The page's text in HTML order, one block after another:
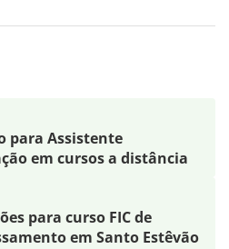
para Assistente
em cursos a distância
para curso FIC de
em Santo Estêvão